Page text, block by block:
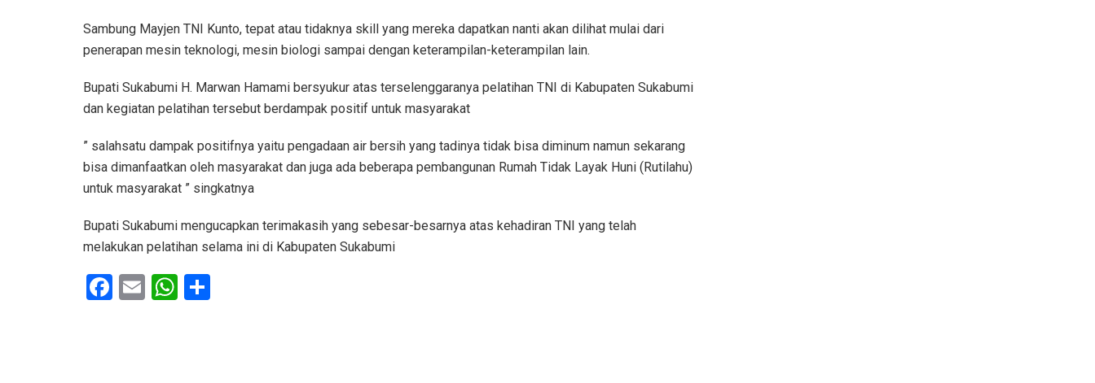
Sambung Mayjen TNI Kunto, tepat atau tidaknya skill yang mereka dapatkan nanti akan dilihat mulai dari
penerapan mesin teknologi, mesin biologi sampai dengan keterampilan-keterampilan lain.
Bupati Sukabumi H. Marwan Hamami bersyukur atas terselenggaranya pelatihan TNI di Kabupaten Sukabumi
dan kegiatan pelatihan tersebut berdampak positif untuk masyarakat
” salahsatu dampak positifnya yaitu pengadaan air bersih yang tadinya tidak bisa diminum namun sekarang
bisa dimanfaatkan oleh masyarakat dan juga ada beberapa pembangunan Rumah Tidak Layak Huni (Rutilahu)
untuk masyarakat ” singkatnya
Bupati Sukabumi mengucapkan terimakasih yang sebesar-besarnya atas kehadiran TNI yang telah
melakukan pelatihan selama ini di Kabupaten Sukabumi
F
E
W